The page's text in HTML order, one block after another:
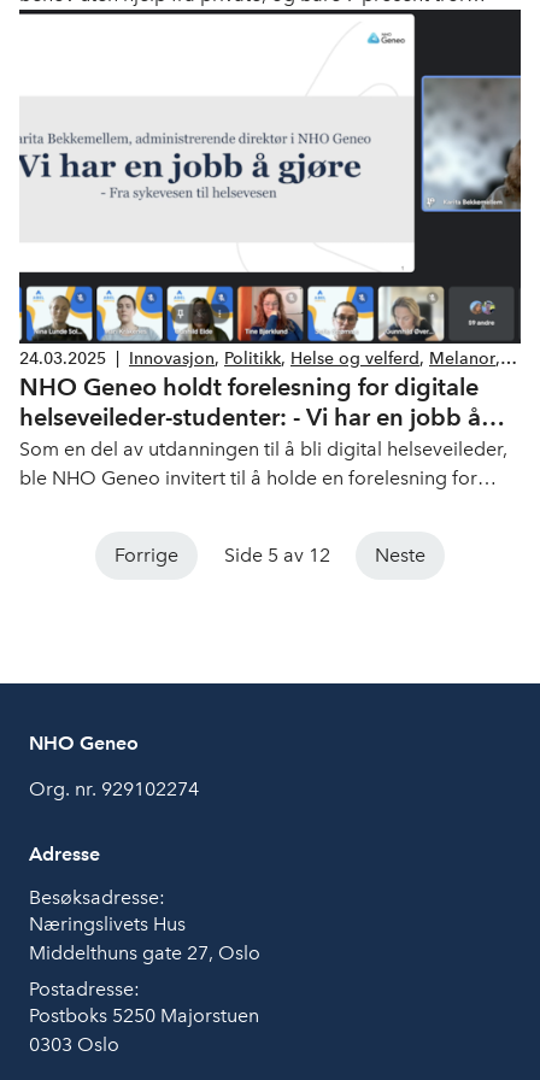
regjeringen vil klare å innfri Ventetidsløftet. Det viser
24.03.2025 Innovasjon, Politikk, Helse og velferd, Melanor,
Legemiddelindustrien
NHO Geneo holdt forelesning for digitale
helseveileder-studenter: - Vi har en jobb å
gjøre
Som en del av utdanningen til å bli digital helseveileder,
ble NHO Geneo invitert til å holde en forelesning for
Forrige
Side 5 av 12 Neste
NHO Geneo
Org. nr. 929102274
Adresse
Besøksadresse:
Næringslivets Hus
Middelthuns gate 27, Oslo
Postadresse:
Postboks 5250 Majorstuen
0303 Oslo